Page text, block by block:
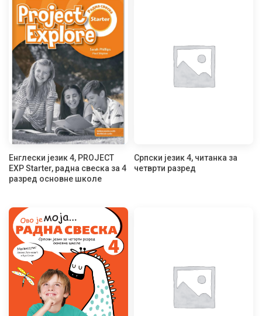
Енглески језик 4, PROJECT
EXP Starter, радна свеска за 4
разред основне школе
Српски језик 4, читанка за
четврти разред